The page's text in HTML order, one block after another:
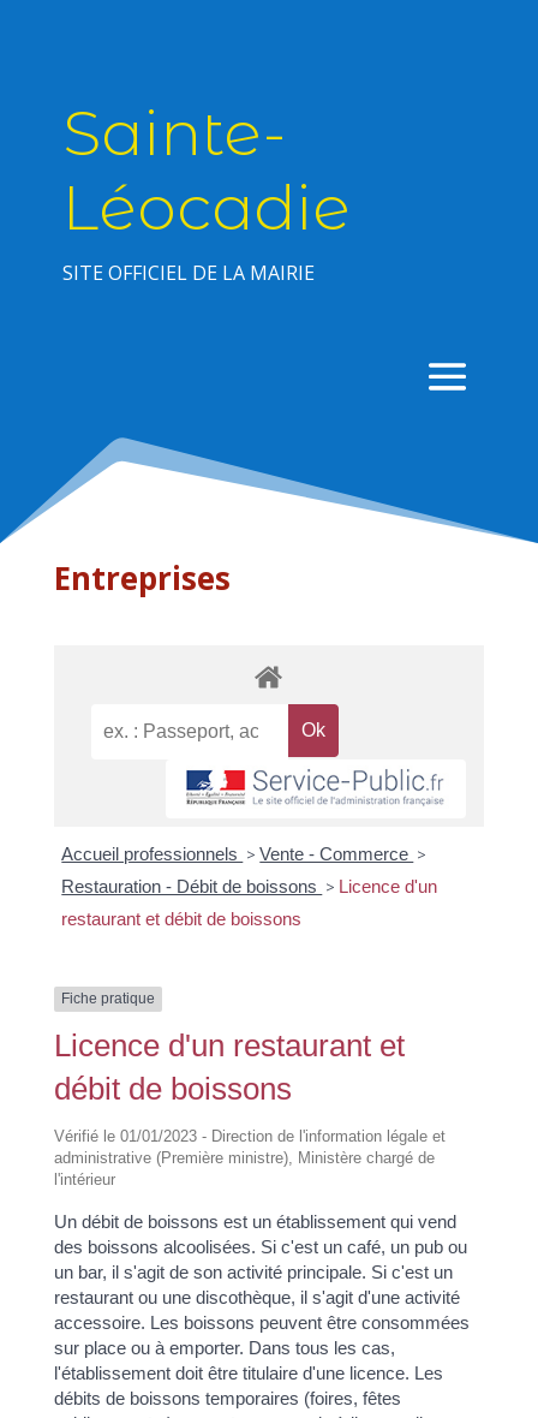
Sainte-
Léocadie
SITE OFFICIEL DE LA MAIRIE
Entreprises
Accueil professionnels > Vente - Commerce >
Restauration - Débit de boissons > Licence d'un
restaurant et débit de boissons
Fiche pratique
Licence d'un restaurant et
débit de boissons
Vérifié le 01/01/2023 - Direction de l'information légale et
administrative (Première ministre), Ministère chargé de
l'intérieur
Un débit de boissons est un établissement qui vend
des boissons alcoolisées. Si c'est un café, un pub ou
un bar, il s'agit de son activité principale. Si c'est un
restaurant ou une discothèque, il s'agit d'une activité
accessoire. Les boissons peuvent être consommées
sur place ou à emporter. Dans tous les cas,
l'établissement doit être titulaire d'une licence. Les
débits de boissons temporaires (foires, fêtes